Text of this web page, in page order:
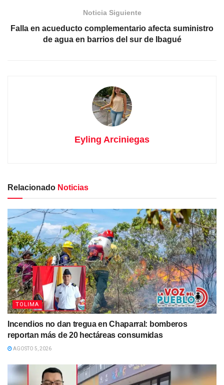
Noticia Siguiente
Falla en acueducto complementario afecta suministro
de agua en barrios del sur de Ibagué
Eyling Arciniegas
Relacionado Noticias
TOLIMA
Incendios no dan tregua en Chaparral: bomberos
reportan más de 20 hectáreas consumidas
AGOSTO 5, 2026